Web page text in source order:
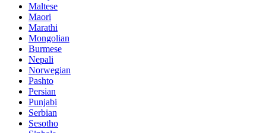
Maltese
Maori
Marathi
Mongolian
Burmese
Nepali
Norwegian
Pashto
Persian
Punjabi
Serbian
Sesotho